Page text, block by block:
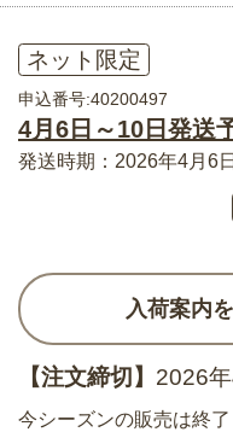
ネット限定
申込番号:40200497
4月6日～10日発送
発送時期：2026年4月6
入荷案内
【注文締切】 2026
今シーズンの販売は終